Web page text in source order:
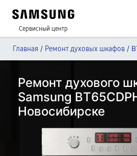
Сервисный центр
Главная / Ремонт духовых шкафов /
Ремонт духового
Samsung
Новосибирске